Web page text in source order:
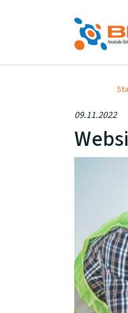
09.11.2022